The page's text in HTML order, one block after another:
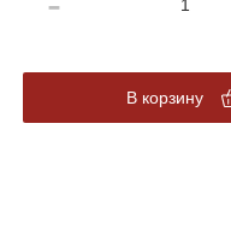
В корзину